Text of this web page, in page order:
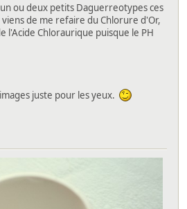
ou deux petits Daguerreotypes ces
de me refaire du Chlorure d'Or,
l'Acide Chloraurique puisque le PH
juste pour les yeux.